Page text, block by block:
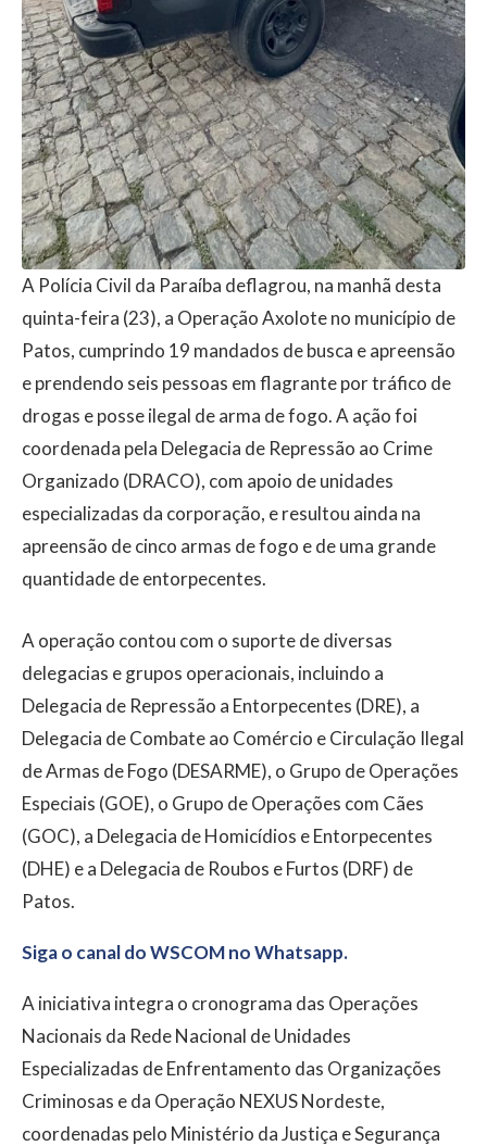
A Polícia Civil da Paraíba deflagrou, na manhã desta
quinta-feira (23), a Operação Axolote no município de
Patos, cumprindo 19 mandados de busca e apreensão
e prendendo seis pessoas em flagrante por tráfico de
drogas e posse ilegal de arma de fogo. A ação foi
coordenada pela Delegacia de Repressão ao Crime
Organizado (DRACO), com apoio de unidades
especializadas da corporação, e resultou ainda na
apreensão de cinco armas de fogo e de uma grande
quantidade de entorpecentes.
A operação contou com o suporte de diversas
delegacias e grupos operacionais, incluindo a
Delegacia de Repressão a Entorpecentes (DRE), a
Delegacia de Combate ao Comércio e Circulação Ilegal
de Armas de Fogo (DESARME), o Grupo de Operações
Especiais (GOE), o Grupo de Operações com Cães
(GOC), a Delegacia de Homicídios e Entorpecentes
(DHE) e a Delegacia de Roubos e Furtos (DRF) de
Patos.
Siga o canal do WSCOM no Whatsapp.
A iniciativa integra o cronograma das Operações
Nacionais da Rede Nacional de Unidades
Especializadas de Enfrentamento das Organizações
Criminosas e da Operação NEXUS Nordeste,
coordenadas pelo Ministério da Justiça e Segurança